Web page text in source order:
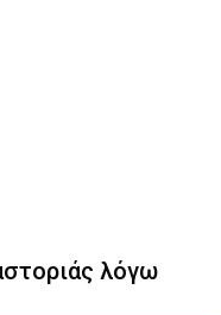
λόγω